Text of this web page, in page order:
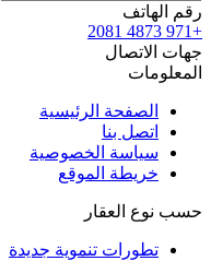
رقم الهاتف
+971 4873 2081
جهات الاتصال
المعلومات
الصفحة الرئيسية
اتصل بنا
سياسة الخصوصية
خريطة الموقع
حسب نوع العقار
تطورات تنموية جديدة